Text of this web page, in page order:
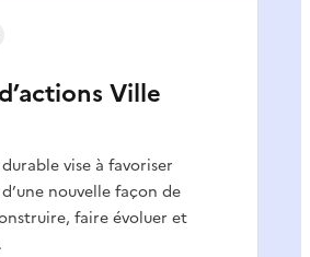
Ville
vise à favoriser
nouvelle façon de
faire évoluer et